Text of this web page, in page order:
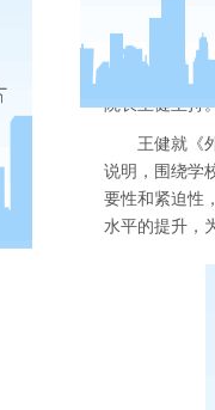
院长王健主持
王健就《
说明， 围绕学
要性和紧迫性
水平的提升 ，